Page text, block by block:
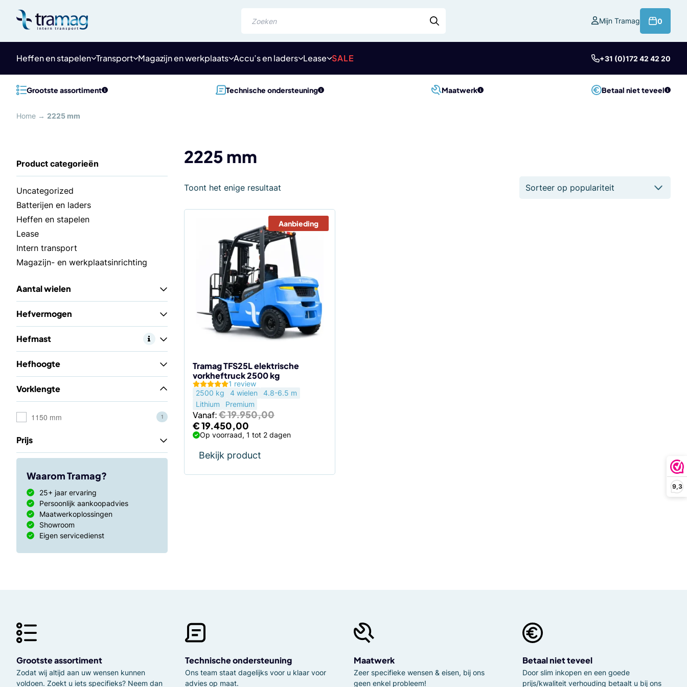
9,3
content
Mijn Tramag
0
Heffen en stapelen Transport Magazijn en werkplaats Accu’s en laders Lease SALE +31 (0)172 42 42 20
Grootste assortiment Technische ondersteuning Maatwerk Betaal niet teveel
Home → 2225 mm
2225 mm
Uncategorized
Batterijen en laders
Heffen en stapelen
Lease
Intern transport
Magazijn- en werkplaatsinrichting
Aantal wielen
Hefvermogen
Hefmast
Hefhoogte
Vorklengte
1150 mm 1
Prijs
Waarom Tramag?
25+ jaar ervaring
Persoonlijk aankoopadvies
Maatwerkoplossingen
Showroom
Eigen servicedienst
Toont het enige resultaat
Aanbieding
Tramag TFS25L elektrische
vorkheftruck 2500 kg
1 review
2500 kg
4 wielen
4.8-6.5 m
Lithium
Premium
Vanaf:€19.950,00
Oorspronkelijke
prijs
was:
€ 19.950,00.
€19.450,00Huidige
prijs
€ 19.450,00.
Op voorraad, 1 tot 2 dagen
Bekijk product
product
meerdere
variaties.
Deze
optie
kan
gekozen
de
productpagina
Grootste assortiment
Zodat wij altijd aan uw wensen kunnen
voldoen. Zoekt u iets specifieks? Neem dan
Technische ondersteuning
Ons team staat dagelijks voor u klaar voor
advies op maat.
Maatwerk
Zeer specifieke wensen & eisen, bij ons
geen enkel probleem!
Betaal niet teveel
Door slim inkopen en een goede
prijs/kwaliteit verhouding betaalt u bij ons